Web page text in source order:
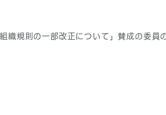
織規則の一部改正について」賛成の委員